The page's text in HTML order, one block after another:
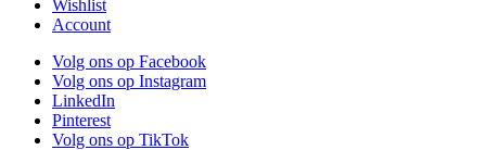
Wishlist
Account
Volg ons op Facebook
Volg ons op Instagram
LinkedIn
Pinterest
Volg ons op TikTok